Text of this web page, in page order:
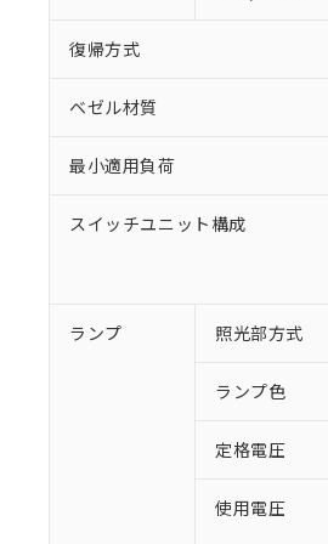
復帰方式
ベゼル材質
最小適用負荷
スイッチユニット構成
ランプ 照光部方式
ランプ色
定格電圧
使用電圧